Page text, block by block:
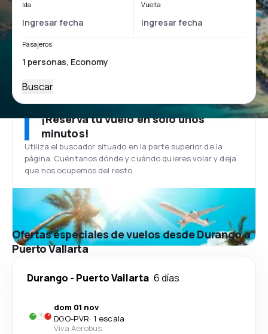
Ida Vuelta
Pasajeros
Buscar
¡Reserva tu vuelo en solo unos
minutos!
Utiliza el buscador situado en la parte superior de la
página. Cuéntanos dónde y cuándo quieres volar y deja
que nos ocupemos del resto.
Ofertas especiales de vuelos desde Durango a
Puerto Vallarta
Durango - Puerto Vallarta 6 días
dom 01 nov
DGO-PVR· 1 escala
Viva Aerobus